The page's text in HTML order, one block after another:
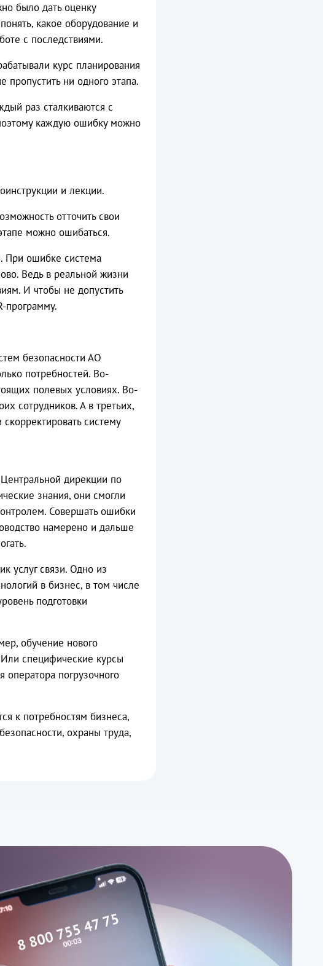
было дать оценку
какое оборудование и
с последствиями.
курс планирования
ни одного этапа.
раз сталкиваются с
каждую ошибку можно
и лекции.
отточить свои
можно ошибаться.
При ошибке система
Ведь в реальной жизни
И чтобы не допустить
программу.
безопасности АО
потребностей. Во-
полевых условиях. Во-
сотрудников. А в третьих,
систему
дирекции по
знания, они смогли
Совершать ошибки
намерено и дальше
услуг связи. Одно из
в бизнес, в том числе
подготовки
обучение нового
Или специфические курсы
погрузочного
к потребностям бизнеса,
охраны труда,